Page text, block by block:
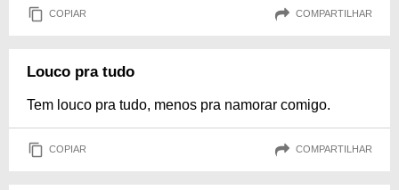
COPIAR COMPARTILHAR
Louco pra tudo
Tem louco pra tudo, menos pra namorar comigo.
COPIAR COMPARTILHAR